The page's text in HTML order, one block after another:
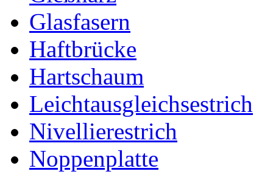
Glasfasern
Haftbrücke
Hartschaum
Leichtausgleichsestrich
Nivellierestrich
Noppenplatte